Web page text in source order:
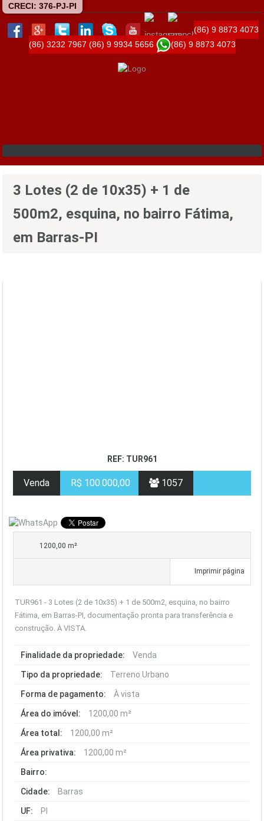
CRECI: 376-PJ-PI
(86) 9 8873 4073
(86) 3232 7967 (86) 9 9934 5656 (86) 9 8873 4073
3 Lotes (2 de 10x35) + 1 de
500m2, esquina, no bairro Fátima,
em Barras-PI
REF: TUR961
Venda R$ 100.000,00 1057
1200,00 m²
Imprimir página
TUR961 - 3 Lotes (2 de 10x35) + 1 de 500m2, esquina, no bairro
Fátima, em Barras-PI, documentação pronta para transferência e
construção. À VISTA.
Finalidade da propriedade: Venda
Tipo da propriedade: Terreno Urbano
Forma de pagamento: À vista
Área do imóvel: 1200,00 m²
Área total: 1200,00 m²
Área privativa: 1200,00 m²
Bairro:
Cidade: Barras
UF: PI